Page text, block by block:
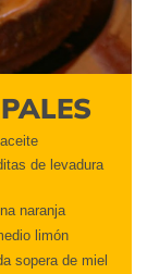
de levadura
naranja
limón
sopera de miel